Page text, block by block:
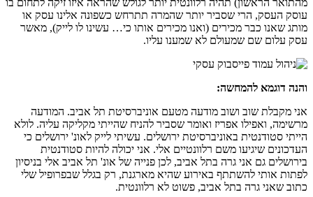
עוסק העסק, הרי שסביר יותר שהמרה תתרחש כשפונה אלינו עסק או
מותג שאנו כבר מכירים (ואנו מכירים אותו כי… עשינו לו לייק), מאשר
עסק עלום שם שמעולם לא שמענו עליו.
והנה דוגמא להמחשה:
אני מקבלת שוב ושוב מודעה מטעם אוניברסיטת תל אביב. המודעה
מרשימה, ואפילו אפריז ואומר שסביר להניח שהייתי מקליקה עליה. לולא
הייתי סטודנטית באוניברסיטת ירושלים. עשיתי לייק לאונ' ירושלים כי
העדכונים שיגיעו משם רלוונטיים אלי. אני יכולה להיות סטודנטית
בירושלים גם אני גרה בתל אביב, לכן פנייה של אונ' תל אביב אלי בניסיון
לפתות אותי להשתתף באירוע שהיא מארגנת, רק בגלל שבפרופיל שלי
כתוב שאני גרה בתל אביב, פשוט לא רלוונטית.